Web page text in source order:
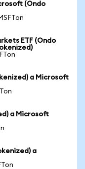
(Ondo
ETF (Ondo
a Microsoft
a Microsoft
a